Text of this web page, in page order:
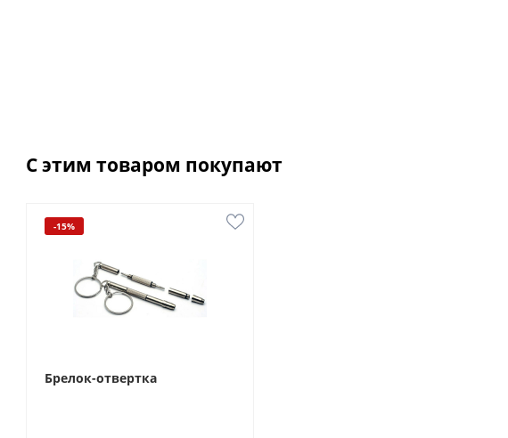
С этим товаром покупают
-15%
Брелок-отвертка